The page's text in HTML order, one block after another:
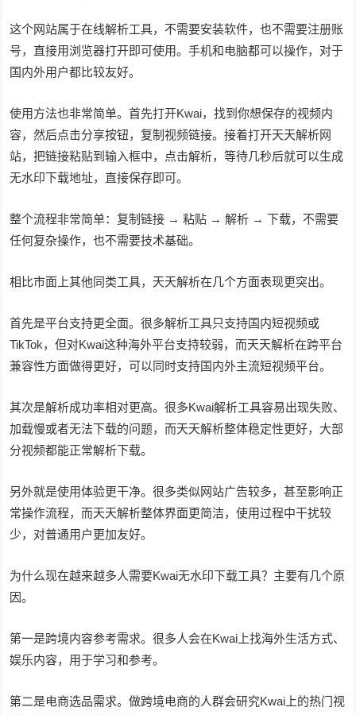
这个网站属于在线解析工具，不需要安装软件，也不需要注册账
号，直接用浏览器打开即可使用。手机和电脑都可以操作，对于
国内外用户都比较友好。
使用方法也非常简单。首先打开Kwai，找到你想保存的视频内
容，然后点击分享按钮，复制视频链接。接着打开天天解析网
站，把链接粘贴到输入框中，点击解析，等待几秒后就可以生成
无水印下载地址，直接保存即可。
整个流程非常简单：复制链接 → 粘贴 → 解析 → 下载，不需要
任何复杂操作，也不需要技术基础。
相比市面上其他同类工具，天天解析在几个方面表现更突出。
首先是平台支持更全面。很多解析工具只支持国内短视频或
TikTok，但对Kwai这种海外平台支持较弱，而天天解析在跨平台
兼容性方面做得更好，可以同时支持国内外主流短视频平台。
其次是解析成功率相对更高。很多Kwai解析工具容易出现失败、
加载慢或者无法下载的问题，而天天解析整体稳定性更好，大部
分视频都能正常解析下载。
另外就是使用体验更干净。很多类似网站广告较多，甚至影响正
常操作流程，而天天解析整体界面更简洁，使用过程中干扰较
少，对普通用户更加友好。
为什么现在越来越多人需要Kwai无水印下载工具？主要有几个原
因。
第一是跨境内容参考需求。很多人会在Kwai上找海外生活方式、
娱乐内容，用于学习和参考。
第二是电商选品需求。做跨境电商的人群会研究Kwai上的热门视